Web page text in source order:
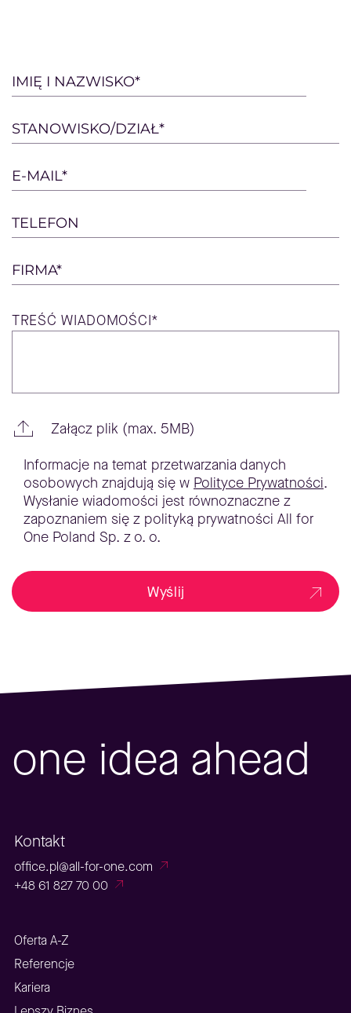
Please
this
field
empty.
IMIĘ I NAZWISKO*
STANOWISKO/DZIAŁ*
E-MAIL*
TELEFON
FIRMA*
TREŚĆ WIADOMOŚCI*
Załącz plik (max. 5MB)
Informacje na temat przetwarzania danych
osobowych znajdują się w Polityce Prywatności.
Wysłanie wiadomości jest równoznaczne z
zapoznaniem się z polityką prywatności All for
One Poland Sp. z o. o.
Wyślij
one idea ahead
Kontakt
office.pl@all-for-one.com
+48 61 827 70 00
Oferta A-Z
Referencje
Kariera